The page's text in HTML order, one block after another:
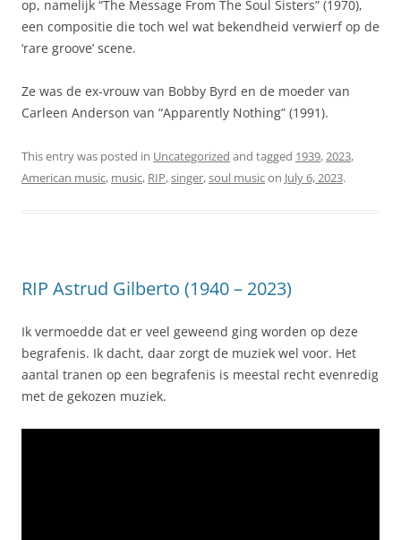
op, namelijk “The Message From The Soul Sisters” (1970),
een compositie die toch wel wat bekendheid verwierf op de
‘rare groove’ scene.
Ze was de ex-vrouw van Bobby Byrd en de moeder van
Carleen Anderson van “Apparently Nothing” (1991).
This entry was posted in Uncategorized and tagged 1939,2023,
American music, music, RIP,singer,soul musicon July 6, 2023.
RIP Astrud Gilberto (1940 – 2023)
Ik vermoedde dat er veel geweend ging worden op deze
begrafenis. Ik dacht, daar zorgt de muziek wel voor. Het
aantal tranen op een begrafenis is meestal recht evenredig
met de gekozen muziek.